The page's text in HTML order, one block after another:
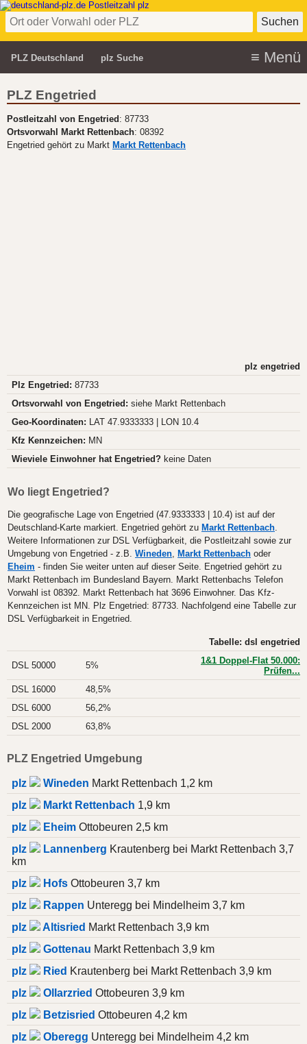
PLZ Deutschland plz Suche
PLZ Engetried
Postleitzahl von Engetried : 87733
Ortsvorwahl Markt Rettenbach: 08392
Engetried gehört zu Markt Markt Rettenbach
plz engetried
Plz Engetried: 87733
Ortsvorwahl von Engetried: siehe Markt Rettenbach
Geo-Koordinaten: LAT 47.9333333 | LON 10.4
Kfz Kennzeichen: MN
Wieviele Einwohner hat Engetried? keine Daten
Wo liegt Engetried?
Die geografische Lage von Engetried (47.9333333 | 10.4) ist auf der
Deutschland-Karte markiert. Engetried gehört zu Markt Rettenbach.
Weitere Informationen zur DSL Verfügbarkeit, die Postleitzahl sowie zur
Umgebung von Engetried - z.B. Wineden, Markt Rettenbach oder
Eheim - finden Sie weiter unten auf dieser Seite. Engetried gehört zu
Markt Rettenbach im Bundesland Bayern. Markt Rettenbachs Telefon
Vorwahl ist 08392. Markt Rettenbach hat 3696 Einwohner. Das Kfz-
Kennzeichen ist MN. Plz Engetried: 87733. Nachfolgend eine Tabelle zur
DSL Verfügbarkeit in Engetried.
Tabelle: dsl engetried
DSL 50000 5%
1&1 Doppel-Flat 50.000:
Prüfen...
DSL 16000
48,5%
DSL 6000
56,2%
DSL 2000
63,8%
PLZ Engetried Umgebung
plz Wineden Markt Rettenbach 1,2 km
plz
Markt Rettenbach 1,9 km
plz
Eheim Ottobeuren 2,5 km
plz
Lannenberg Krautenberg bei Markt Rettenbach 3,7
km
plz
Hofs Ottobeuren 3,7 km
plz
Rappen Unteregg bei Mindelheim 3,7 km
plz
Altisried Markt Rettenbach 3,9 km
plz
Gottenau Markt Rettenbach 3,9 km
plz
Ried Krautenberg bei Markt Rettenbach 3,9 km
plz
Ollarzried Ottobeuren 3,9 km
plz
Betzisried Ottobeuren 4,2 km
plz
Oberegg Unteregg bei Mindelheim 4,2 km